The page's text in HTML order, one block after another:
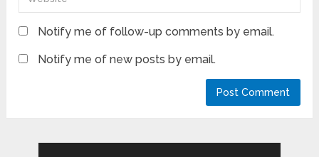
Notify me of follow-up comments by email.
Notify me of new posts by email.